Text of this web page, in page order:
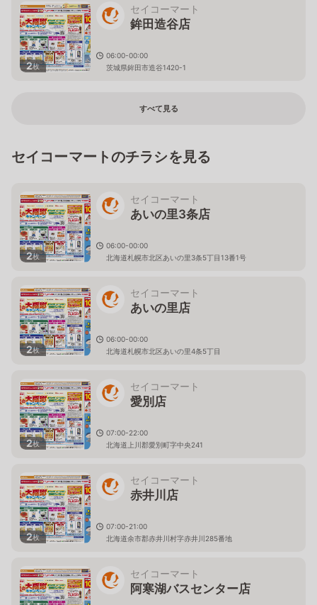
2枚
セイコーマート
鉾田造谷店
06:00-00:00
茨城県鉾田市造谷1420-1
すべて見る
セイコーマートのチラシを見る
2枚
セイコーマート
あいの里3条店
06:00-00:00
北海道札幌市北区あいの里3条5丁目13番1号
2枚
セイコーマート
あいの里店
06:00-00:00
北海道札幌市北区あいの里4条5丁目
2枚
セイコーマート
愛別店
07:00-22:00
北海道上川郡愛別町字中央241
2枚
セイコーマート
赤井川店
07:00-21:00
北海道余市郡赤井川村字赤井川285番地
セイコーマート
阿寒湖バスセンター店